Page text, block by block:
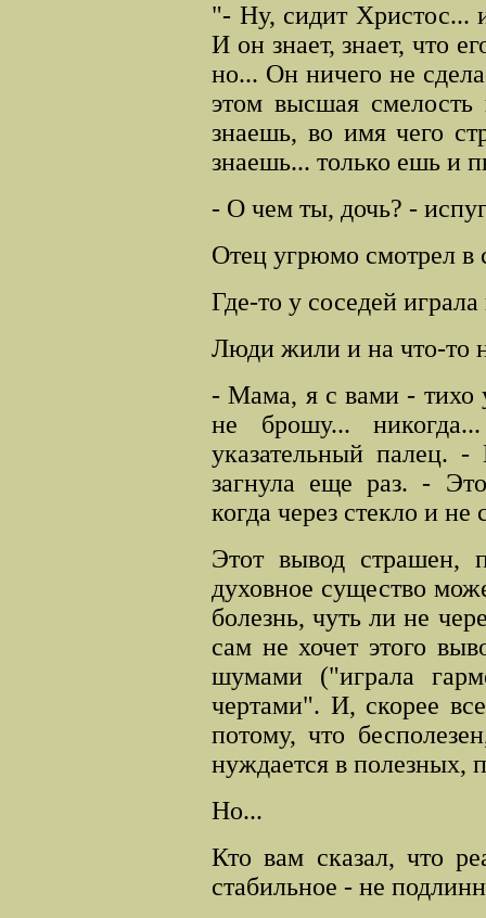
"- Ну, сидит Христос...
И он знает, знает, что
но... Он ничего не
этом высшая
знаешь, во имя чего
знаешь... только ешь и
- О чем ты, дочь? -
Отец угрюмо смотрел в
Где-то у соседей
Люди жили и на что-то
- Мама, я с вами - тихо
не брошу...
указательный палец. -
загнула еще раз. -
когда через стекло и
Этот вывод страшен,
духовное существо
болезнь, чуть ли не
сам не хочет этого
шумами ("играла
чертами". И, скорее
потому, что
нуждается в полезных,
Но...
Кто вам сказал, что
стабильное - не